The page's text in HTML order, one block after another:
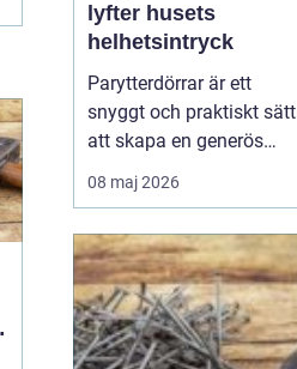
lyfter husets
helhetsintryck
Parytterdörrar är ett
snyggt och praktiskt sätt
att skapa en generös
entré, samtidigt som
huset får en mer
välkomnande känsla.
Parytterdörrar ger
bredare passage, mer
ljus och en tydlig
08 maj 2026